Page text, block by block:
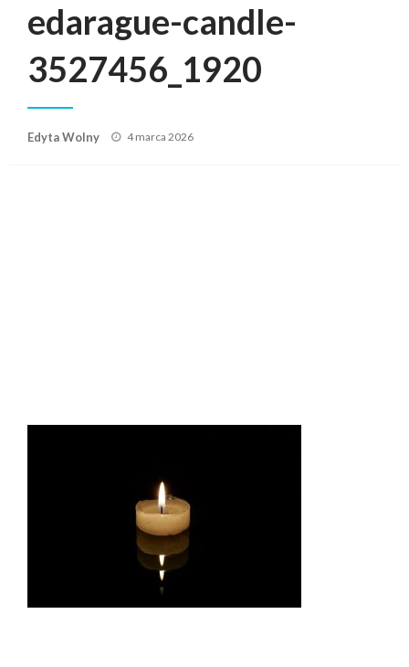
edarague-candle-
3527456_1920
Edyta Wolny
Posted
4 marca 2026